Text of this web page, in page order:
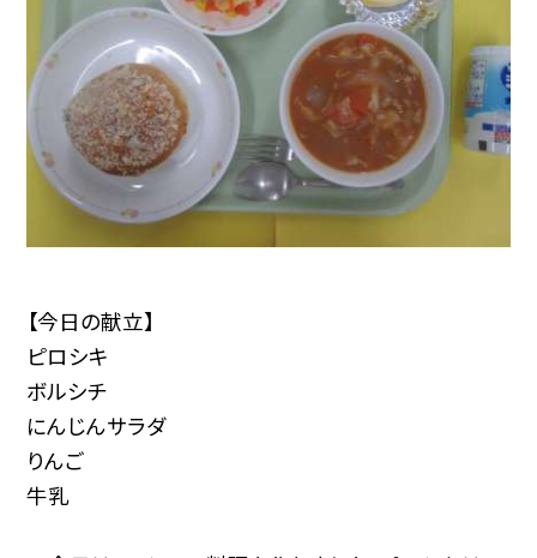
【今日の献立】
ピロシキ
ボルシチ
にんじんサラダ
りんご
牛乳